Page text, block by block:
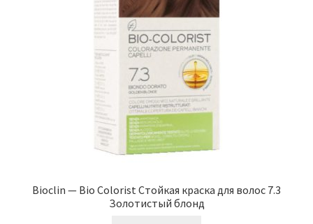
Bioclin — Bio Colorist Стойкая краска для волос 7.3
Золотистый блонд